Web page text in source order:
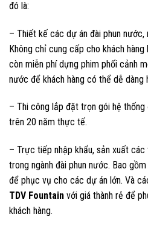
đó là:
– Thiết kế các dự án đài phun nước,
Không chỉ cung cấp cho khách
còn miễn phí dựng phim phối cảnh
nước để khách hàng có thể dễ dàng
– Thi công lắp đặt trọn gói hệ thống
trên 20 năm thực tế.
– Trực tiếp nhập khẩu, sản xuất
trong ngành đài phun nước. Bao
để phục vụ cho các dự án lớn. Và
TDV Fountain với giá thành rẻ để
khách hàng.